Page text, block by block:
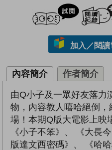
試閲
加入／閱讀
內容簡介 作者簡介
由Q小子及一眾好友落力
物，內容教人嘻哈絕倒
場！本期Q版大電影上映
《小子不笨》、 《大長
版達文西密碼》、 《哈